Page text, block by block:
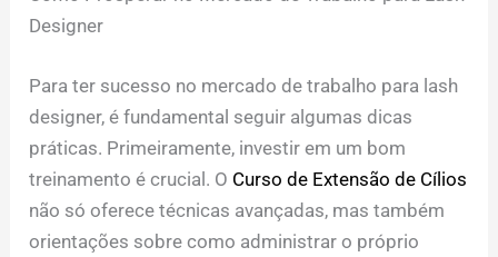
Designer
Para ter sucesso no mercado de trabalho para lash
designer, é fundamental seguir algumas dicas
práticas. Primeiramente, investir em um bom
treinamento é crucial. O Curso de Extensão de Cílios
não só oferece técnicas avançadas, mas também
orientações sobre como administrar o próprio